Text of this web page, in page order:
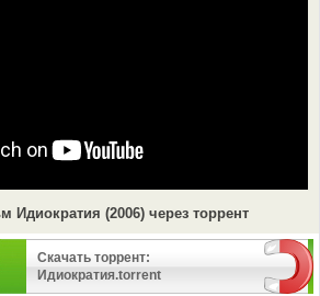
Идиократия (2006) через торрент
Скачать торрент:
Идиократия.torrent